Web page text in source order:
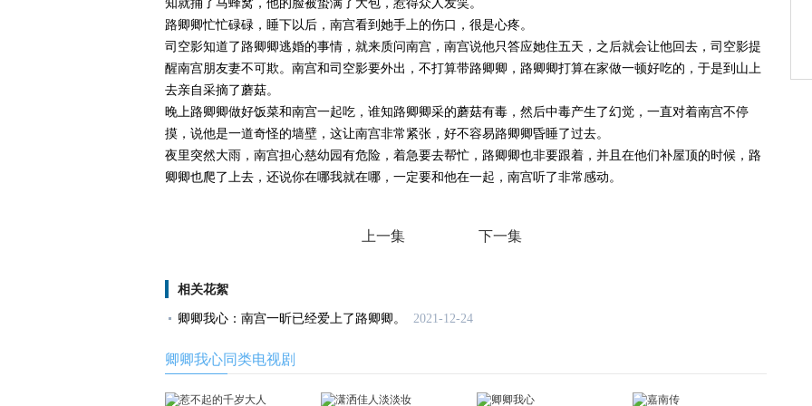
路卿卿忙忙碌碌，睡下以后，南宫看到她手上的伤口，很是心疼。
司空影知道了路卿卿逃婚的事情，就来质问南宫，南宫说他只答应她住五天，之后就会让他回去，司空影提
醒南宫朋友妻不可欺。南宫和司空影要外出，不打算带路卿卿，路卿卿打算在家做一顿好吃的，于是到山上
去亲自采摘了蘑菇。
晚上路卿卿做好饭菜和南宫一起吃，谁知路卿卿采的蘑菇有毒，然后中毒产生了幻觉，一直对着南宫不停
摸，说他是一道奇怪的墙壁，这让南宫非常紧张，好不容易路卿卿昏睡了过去。
夜里突然大雨，南宫担心慈幼园有危险，着急要去帮忙，路卿卿也非要跟着，并且在他们补屋顶的时候，路
卿卿也爬了上去，还说你在哪我就在哪，一定要和他在一起，南宫听了非常感动。
上一集 下一集
相关花絮
卿卿我心：南宫一昕已经爱上了路卿卿。 2021-12-24
卿卿我心同类电视剧